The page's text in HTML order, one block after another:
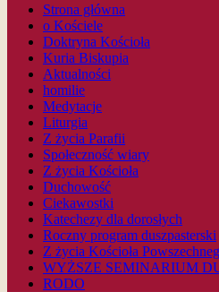
Strona główna
o Kościele
Doktryna Kościoła
Kuria Biskupia
Aktualności
homilie
Medytacje
Liturgia
Z życia Parafii
Społeczność wiary
Z życia Kościoła
Duchowość
Ciekawostki
Katechezy dla dorosłych
Roczny program duszpasterski
Z życia Kościoła
WYŻSZE SEMINARIUM
RODO